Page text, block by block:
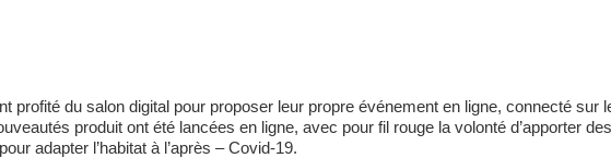
du salon digital pour proposer leur propre événement en ligne, connecté sur
produit ont été lancées en ligne, avec pour fil rouge la volonté d’apporter
adapter l’habitat à l’après – Covid-19.